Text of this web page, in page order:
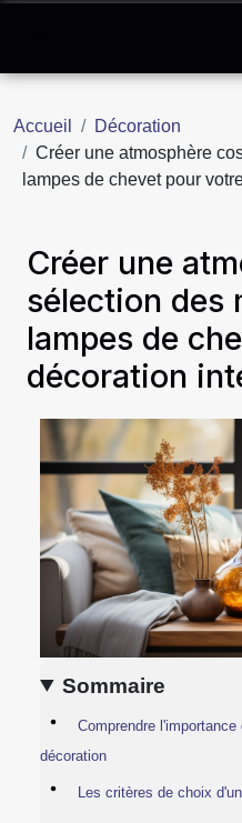
Accueil
Décoration
Créer une atmosphère
lampes de chevet pour
Créer une
sélection des
lampes de
décoration
Sommaire
Comprendre
décoration
Les critères de choix